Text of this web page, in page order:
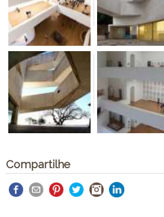
Compartilhe